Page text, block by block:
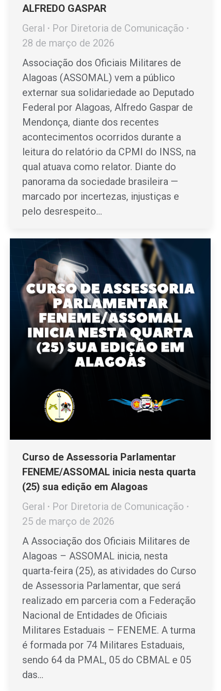
ALFREDO GASPAR
Geral
Por Diretoria de Comunicação
28 de março de 2026
Associação dos Oficiais Militares de
Alagoas (ASSOMAL) vem a público
externar sua solidariedade ao Deputado
Federal por Alagoas, Alfredo Gaspar de
Mendonça, diante dos recentes
acontecimentos ocorridos durante a
leitura do relatório da CPMI do INSS, na
qual atuava como relator. Diante do
panorama da sociedade brasileira —
marcado por incertezas, injustiças e
pelo desrespeito…
Curso de Assessoria Parlamentar
FENEME/ASSOMAL inicia nesta quarta
(25) sua edição em Alagoas
Geral
Por Diretoria de Comunicação
25 de março de 2026
A Associação dos Oficiais Militares de
Alagoas – ASSOMAL inicia, nesta
quarta-feira (25), as atividades do Curso
de Assessoria Parlamentar, que será
realizado em parceria com a Federação
Nacional de Entidades de Oficiais
Militares Estaduais – FENEME. A turma
é formada por 74 Militares Estaduais,
sendo 64 da PMAL, 05 do CBMAL e 05
das…